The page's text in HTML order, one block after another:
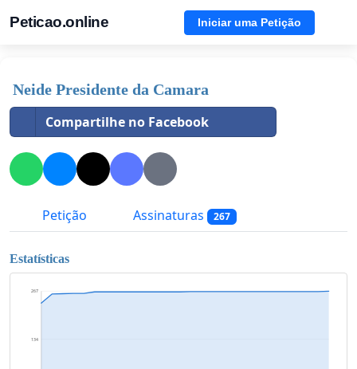
Peticao.online Iniciar uma Petição
Neide Presidente da Camara
Compartilhe no Facebook
Petição Assinaturas 267
Estatísticas
134
267